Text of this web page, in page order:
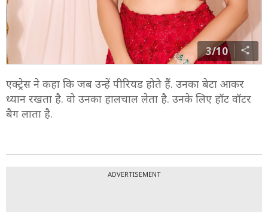
3/10
एक्ट्रेस ने कहा कि जब उन्हें पीरियड होते हैं. उनका बेटा आकर
ध्यान रखता है. वो उनका हालचाल लेता है. उनके लिए हॉट वॉटर
बैग लाता है.
ADVERTISEMENT